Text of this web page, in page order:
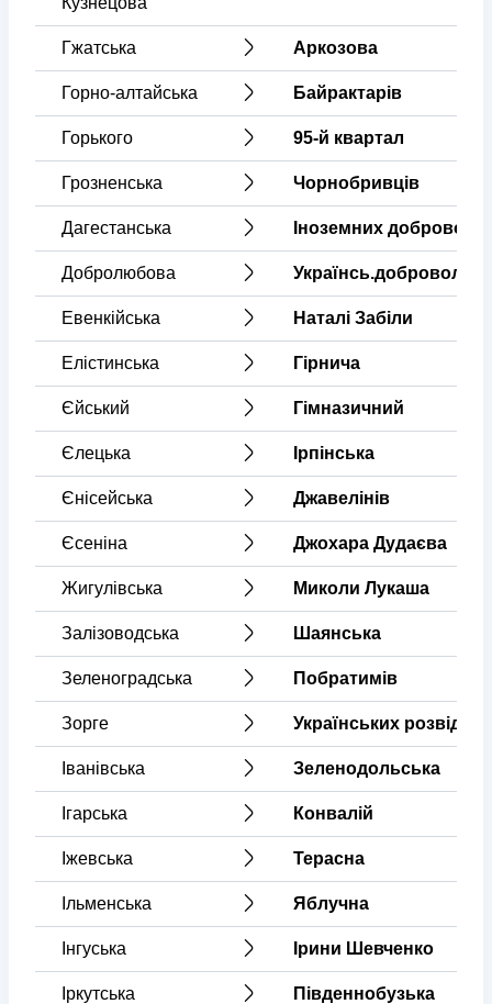
Гжатська Аркозова
Горно-алтайська Байрактарів
Горького 95-й квартал
Грозненська Чорнобривців
Дагестанська Іноземних
Добролюбова
Евенкійська Наталі Забіли
Елістинська Гірнича
Єйський Гімназичний
Єлецька Ірпінська
Єнісейська Джавелінів
Єсеніна Джохара Дудаєва
Жигулівська Миколи Лукаша
Залізоводська Шаянська
Зеленоградська Побратимів
Зорге Українських
Іванівська Зеленодольська
Ігарська Конвалій
Іжевська Терасна
Ільменська Яблучна
Інгуська Ірини Шевченко
Іркутська Південнобузька